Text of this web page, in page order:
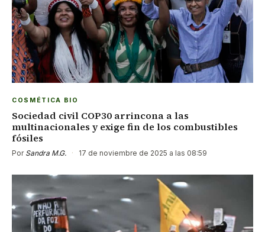
COSMÉTICA BIO
Sociedad civil COP30 arrincona a las
multinacionales y exige fin de los combustibles
fósiles
Por Sandra M.G. · 17 de noviembre de 2025 a las 08:59